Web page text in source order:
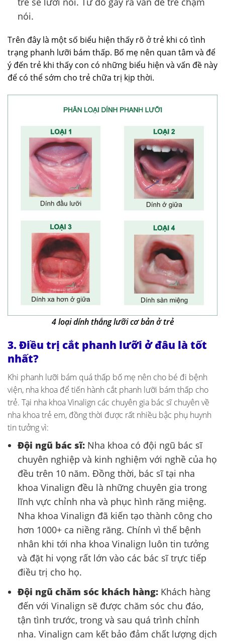
nói.
Trên đây là một số biểu hiện thấy rõ ở trẻ khi có tình
trạng phanh lưỡi bám thấp. Bố mẹ nên quan tâm và để
ý đến trẻ khi thấy con có những biểu hiện và vấn đề này
để có thể sớm cho trẻ chữa trị kịp thời.
4 loại dính thắng lưỡi cơ bản ở trẻ
3. Điều trị cắt phanh lưỡi ở đâu là tốt
nhất?
Khi phanh lưỡi bám quá thấp bố mẹ nên cho bé đi bệnh
viện, nha khoa để tiến hành cắt phanh lưỡi bám thấp cho
trẻ. Tại nha khoa Vinalign các chuyên gia bác sĩ chuyên về
nha khoa trẻ em, đồng thời được rất nhiều bậc phụ huynh
tin tưởng vì:
Đội ngũ bác sĩ: Nha khoa có đội ngũ bác sĩ
chuyên nghiệp và kinh nghiệm với nghề của họ
đều trên 10 năm. Đồng thời, bác sĩ tại nha
khoa Vinalign đều là những chuyên gia trong
lĩnh vực chỉnh nha và phục hình răng miệng.
Nha khoa Vinalign đã kiến tạo thành công cho
hơn 1000+ ca niềng răng. Chính vì thế bệnh
nhân khi tới nha khoa Vinalign luôn tin tưởng
và đặt hi vọng rất lớn vào các bác sĩ trực tiếp
điều trị cho họ.
Đội ngũ chăm sóc khách hàng: Khách hàng
đến với Vinalign sẽ được chăm sóc chu đáo,
tận tình trước, trong và sau quá trình chỉnh
nha. Vinalign cam kết bảo đảm chất lượng dịch